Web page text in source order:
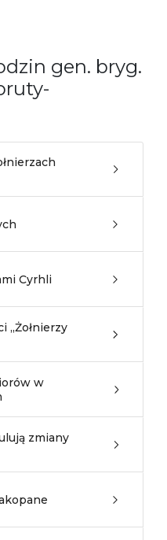
gen. bryg.
Cyrhli
„Żołnierzy
w
zmiany